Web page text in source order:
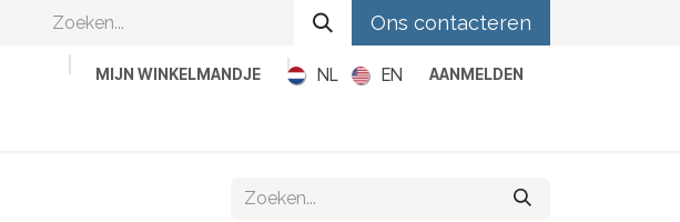
Ons contacteren
MIJN WINKELMANDJE NL EN AANMELDEN